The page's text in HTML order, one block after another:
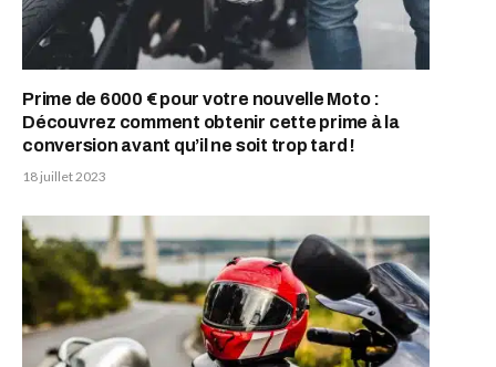
Prime de 6000 € pour votre nouvelle Moto :
Découvrez comment obtenir cette prime à la
conversion avant qu’il ne soit trop tard !
18 juillet 2023